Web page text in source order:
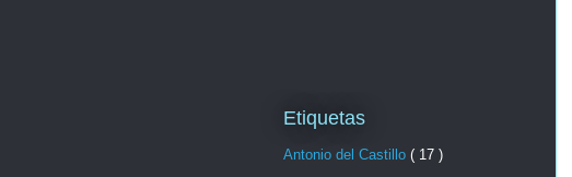
Etiquetas
Antonio del Castillo ( 17 )